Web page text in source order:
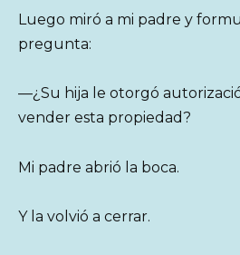
Luego miró a mi padre y
pregunta:
—¿Su hija le otorgó
vender esta propiedad?
Mi padre abrió la boca.
Y la volvió a cerrar.